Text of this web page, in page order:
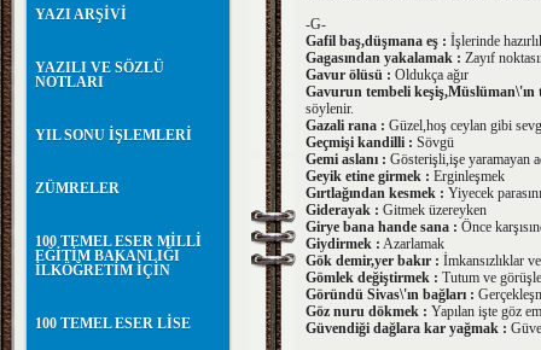
YAZI ARŞİVİ
YAZILI VE SÖZLÜ
NOTLARI
YIL SONU İŞLEMLERİ
ZÜMRELER
100 TEMEL ESER MİLLİ
EĞİTİM BAKANLIĞI
İLKÖĞRETİM İÇİN
100 TEMEL ESER LİSE
-G-
Gafil baş,düşmana eş : İşlerinde
Gagasından yakalamak : Zayıf
Gavur ölüsü : Oldukça ağır
Gavurun tembeli keşiş,Müslüman\'ın
söylenir.
Gazali rana : Güzel,hoş ceylan gibi
Geçmişi kandilli : Sövgü
Gemi aslanı : Gösterişli,işe yaramayan
Geyik etine girmek : Erginleşmek
Gırtlağından kesmek : Yiyecek
Giderayak : Gitmek üzereyken
Girye bana hande sana : Önce
Giydirmek : Azarlamak
Gök demir,yer bakır : İmkansızlıklar
Gömlek değiştirmek : Tutum ve
Göründü Sivas\'ın bağları :
Göz nuru dökmek : Yapılan işte göz
Güvendiği dağlara kar yağmak :